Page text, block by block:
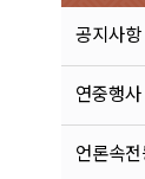
공지사항
연중행사
언론속